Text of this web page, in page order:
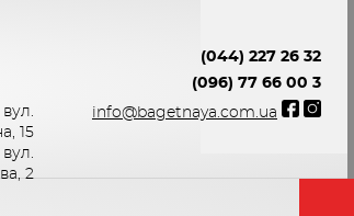
15
2
(044) 227 26 32
(096) 77 66 00 3
info@bagetnaya.com.ua